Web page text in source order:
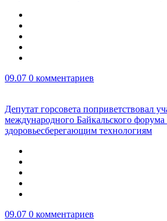
09.07 0 комментариев
Депутат горсовета поприветствовал
международного Байкальского форума
здоровьесберегающим технологиям
09.07 0 комментариев